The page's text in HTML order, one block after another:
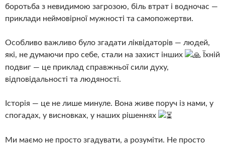
боротьба з невидимою загрозою, біль втрат і водночас —
приклади неймовірної мужності та самопожертви.
Особливо важливо було згадати ліквідаторів — людей,
які, не думаючи про себе, стали на захист інших
Їхній
подвиг — це приклад справжньої сили духу,
відповідальності та людяності.
Історія — це не лише минуле. Вона живе поруч із нами, у
спогадах, у висновках, у наших рішеннях
Ми маємо не просто згадувати, а розуміти. Не просто